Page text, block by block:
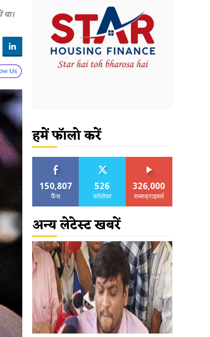
था।
हमें फॉलो करें
150,807
फैंस
526
फॉलोवर
326,000
सब्सक्राइबर्स
अन्य लेटेस्ट खबरें